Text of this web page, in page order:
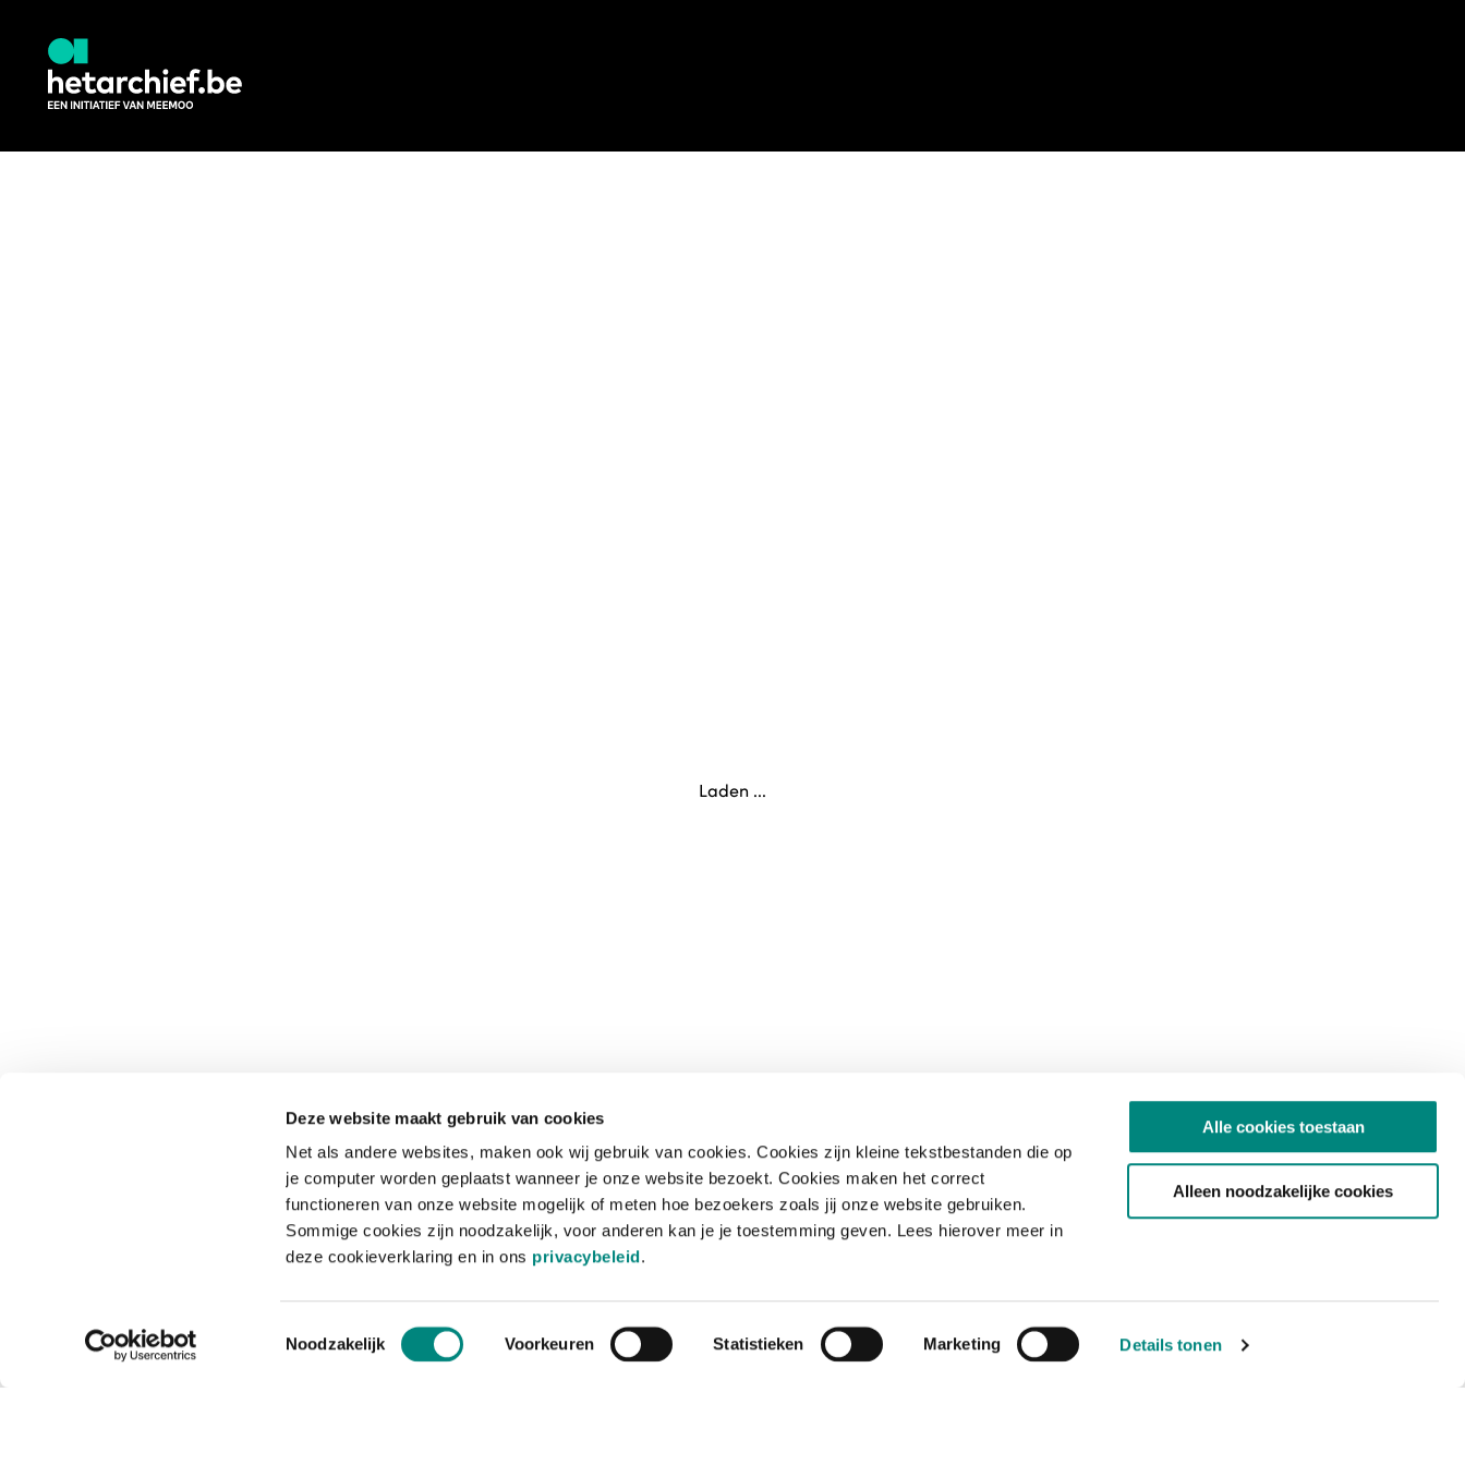
Deze website maakt gebruik van cookies
Net als andere websites, maken ook wij gebruik van cookies. Cookies zijn kleine tekstbestanden die op
je computer worden geplaatst wanneer je onze website bezoekt. Cookies maken het correct
functioneren van onze website mogelijk of meten hoe bezoekers zoals jij onze website gebruiken.
Sommige cookies zijn noodzakelijk, voor anderen kan je je toestemming geven. Lees hierover meer in
deze cookieverklaring en in ons privacybeleid.
Toestemmingsselectie
Noodzakelijk Voorkeuren Statistieken Marketing Details tonen
Alle cookies toestaan
Alleen noodzakelijke cookies
Laden ...